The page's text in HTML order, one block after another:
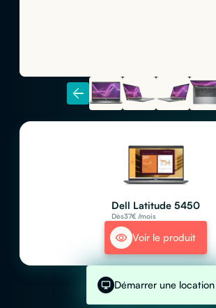
Dell Latitude 5450
Dès37€ /mois
Voir le produit
Démarrer une location